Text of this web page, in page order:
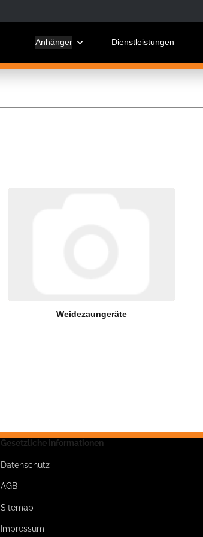
Anhänger Dienstleistungen
Weidezaungeräte
Gesetzliche Informationen
Datenschutz
AGB
Sitemap
Impressum